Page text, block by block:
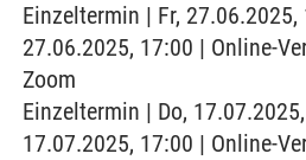
Einzeltermin | Fr, 27.06.2025,
27.06.2025, 17:00 | Online-
Zoom
Einzeltermin | Do,
17.07.2025, 17:00 | Online-